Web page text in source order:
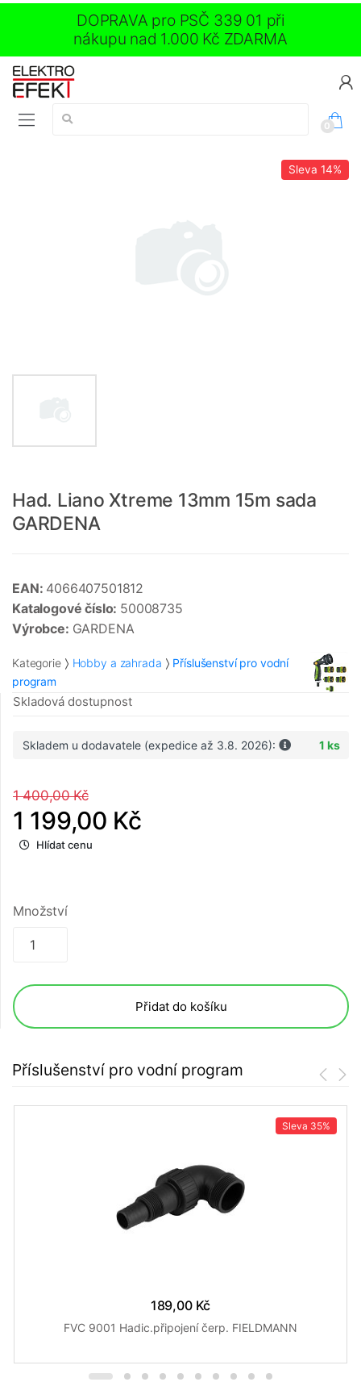
DOPRAVA pro PSČ 339 01 při
nákupu nad 1.000 Kč ZDARMA
Vyhledávání:
0
Sleva 14%
Had. Liano Xtreme 13mm 15m sada
GARDENA
EAN: 4066407501812
Katalogové číslo: 50008735
Výrobce: GARDENA
Kategorie Hobby a zahrada
Příslušenství pro vodní
program
Skladová dostupnost
Skladem u dodavatele (expedice až 3.8. 2026): 1 ks
1 400,00 Kč
1 199,00 Kč
Hlídat cenu
Množství
Přidat do košíku
Příslušenství pro vodní program
Sleva 35%
189,00 Kč
FVC 9001 Hadic.připojení čerp. FIELDMANN